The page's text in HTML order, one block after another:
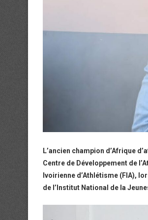
L’ancien champion d’Afrique
Centre de Développement de
Ivoirienne d’Athlétisme (FIA),
de l’Institut National de la